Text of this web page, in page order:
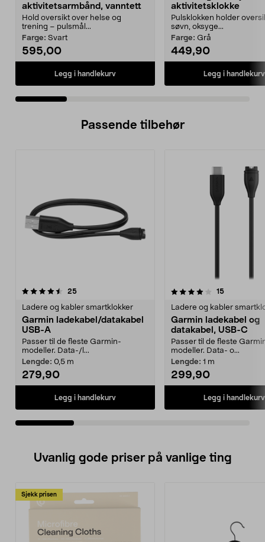
aktivitetsarmbånd, vanntett
Hold oversikt over helse og
trening – pulsmål...
Farge: Svart
595,00
Legg i handlekurv
aktivitetsklokke
Pulsklokken holder
søvn, oksyge...
Farge: Grå
449,90
Legg i handlekurv
Passende tilbehør
25anmeldelser
Ladere og kabler smartklokker
Garmin ladekabel/datakabel
USB-A
Passer til de fleste Garmin-
modeller. Data-/l...
Lengde: 0,5 m
279,90
Legg i handlekurv
4.0av 5 stjerner 15anmeldelser
Ladere og kabler
Garmin ladekabel og
datakabel, USB-C
Passer til de fleste
modeller. Data- o...
Lengde: 1 m
299,90
Legg i handlekurv
5.0av 5 stjerner
Uvanlig gode priser på vanlige ting
Sjekk prisen